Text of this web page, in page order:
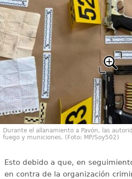
Durante el allanamiento a Pavón, las
fuego y municiones. (Foto: MP/Soy502)
Esto debido a que, en
en contra de la organización